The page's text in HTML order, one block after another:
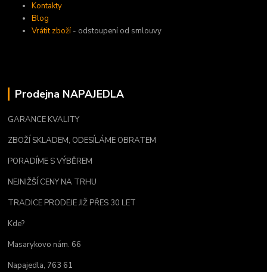
Kontakty
Blog
Vrátit zboží- odstoupení od smlouvy
Prodejna NAPAJEDLA
GARANCE KVALITY
ZBOŽÍ SKLADEM, ODESÍLÁME OBRATEM
PORADÍME S VÝBĚREM
NEJNIŽŠÍ CENY NA TRHU
TRADICE PRODEJE JIŽ PŘES 30 LET
Kde?
Masarykovo nám. 66
Napajedla, 763 61